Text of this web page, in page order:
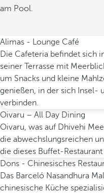
am Pool.
Alimas - Lounge Café
Die Cafeteria befindet sich
seiner Terrasse mit
um Snacks und kleine
genießen, in der sich Insel-
verbinden.
Oivaru – All Day Dining
Oivaru, was auf Dhivehi
die abwechslungsreichen
die dieses Buffet-
Dons - Chinesisches
Das Barceló Nasandhura
chinesische Küche